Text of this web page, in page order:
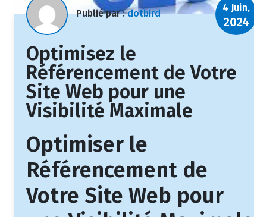
Publié par :dotbird
4 Juin,
2024
Optimisez le
Référencement de Votre
Site Web pour une
Visibilité Maximale
Optimiser le
Référencement de
Votre Site Web pour